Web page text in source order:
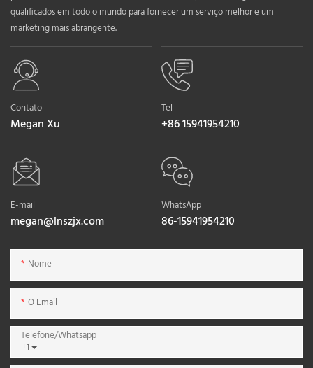
qualificados em todo o mundo para fornecer um serviço melhor e um
marketing mais abrangente.
Contato
Megan Xu
Tel
+86 15941954210
E-mail
megan@lnszjx.com
WhatsApp
86-15941954210
Nome
O Email
+1
Telefone/whatsapp